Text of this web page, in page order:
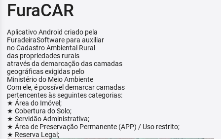
FuraCAR
Aplicativo Android criado pela
FuradeiraSoftware para auxiliar
no Cadastro Ambiental Rural
das propriedades rurais
através da demarcação das camadas
geográficas exigidas pelo
Ministério do Meio Ambiente
Com ele, é possível demarcar camadas
pertencentes às seguintes categorias:
★ Área do Imóvel;
★ Cobertura do Solo;
★ Servidão Administrativa;
★ Área de Preservação Permanente (APP) / Uso restrito;
★ Reserva Legal;